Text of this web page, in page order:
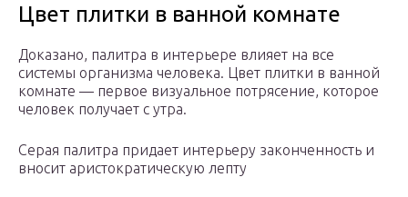
Цвет плитки в ванной комнате
Доказано, палитра в интерьере влияет на все
системы организма человека. Цвет плитки в ванной
комнате — первое визуальное потрясение, которое
человек получает с утра.
Серая палитра придает интерьеру законченность и
вносит аристократическую лепту